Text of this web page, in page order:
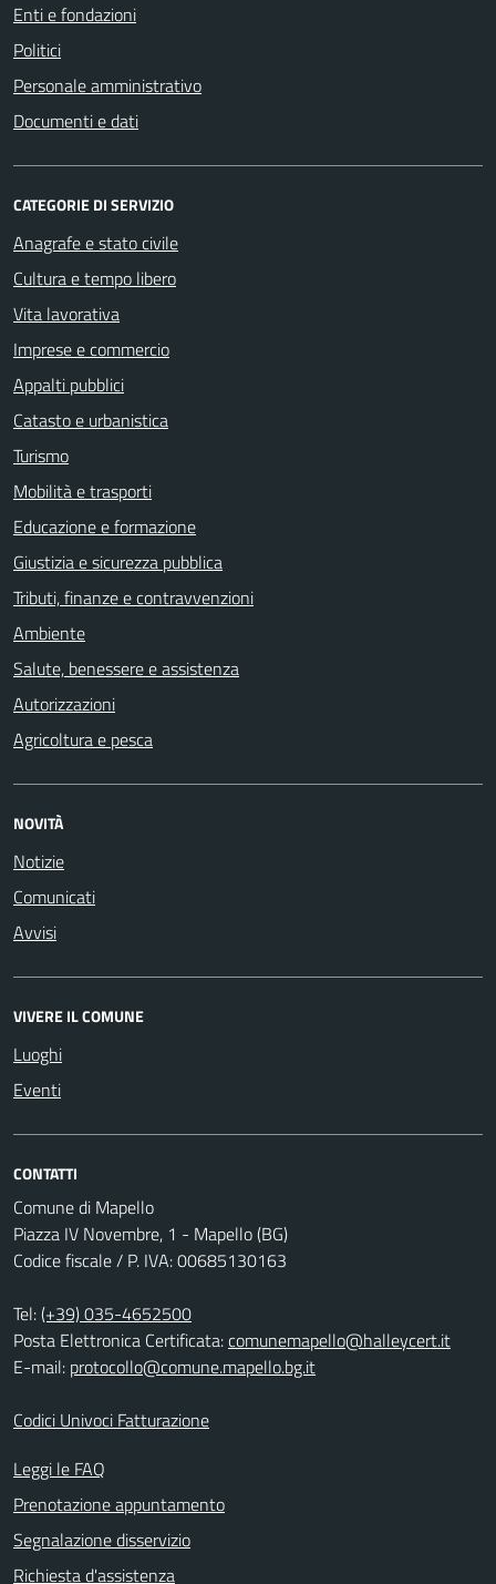
Enti e fondazioni
Politici
Personale amministrativo
Documenti e dati
CATEGORIE DI SERVIZIO
Anagrafe e stato civile
Cultura e tempo libero
Vita lavorativa
Imprese e commercio
Appalti pubblici
Catasto e urbanistica
Turismo
Mobilità e trasporti
Educazione e formazione
Giustizia e sicurezza pubblica
Tributi, finanze e contravvenzioni
Ambiente
Salute, benessere e assistenza
Autorizzazioni
Agricoltura e pesca
NOVITÀ
Notizie
Comunicati
Avvisi
VIVERE IL COMUNE
Luoghi
Eventi
CONTATTI
Comune di Mapello
Piazza IV Novembre, 1 - Mapello (BG)
Codice fiscale / P. IVA: 00685130163
Tel:(+39) 035-4652500
Posta Elettronica Certificata:comunemapello@halleycert.it
E-mail: protocollo@comune.mapello.bg.it
Codici Univoci Fatturazione
Leggi le FAQ
Prenotazione appuntamento
Segnalazione disservizio
Richiesta d'assistenza